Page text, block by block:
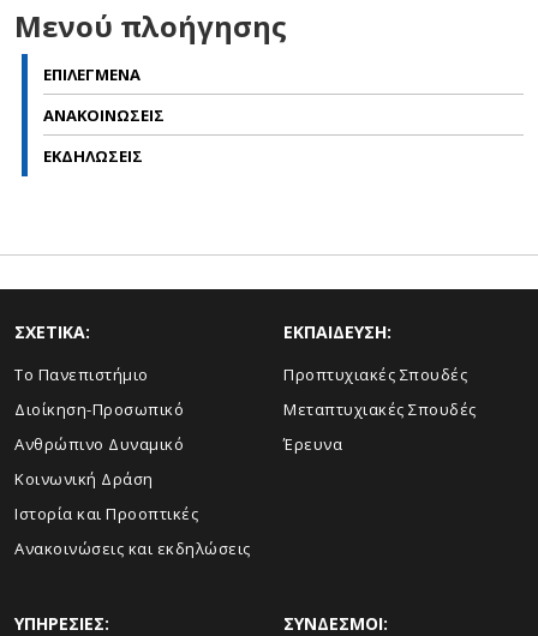
Μενού πλοήγησης
ΕΠΙΛΕΓΜΕΝΑ
ΑΝΑΚΟΙΝΩΣΕΙΣ
ΕΚΔΗΛΩΣΕΙΣ
ΣΧΕΤΙΚΑ:
Το Πανεπιστήμιο
Διοίκηση-Προσωπικό
Ανθρώπινο Δυναμικό
Κοινωνική Δράση
Ιστορία και Προοπτικές
Ανακοινώσεις και εκδηλώσεις
ΕΚΠΑΙΔΕΥΣΗ:
Προπτυχιακές Σπουδές
Μεταπτυχιακές Σπουδές
Έρευνα
ΥΠΗΡΕΣΙΕΣ: ΣΥΝΔΕΣΜΟΙ: